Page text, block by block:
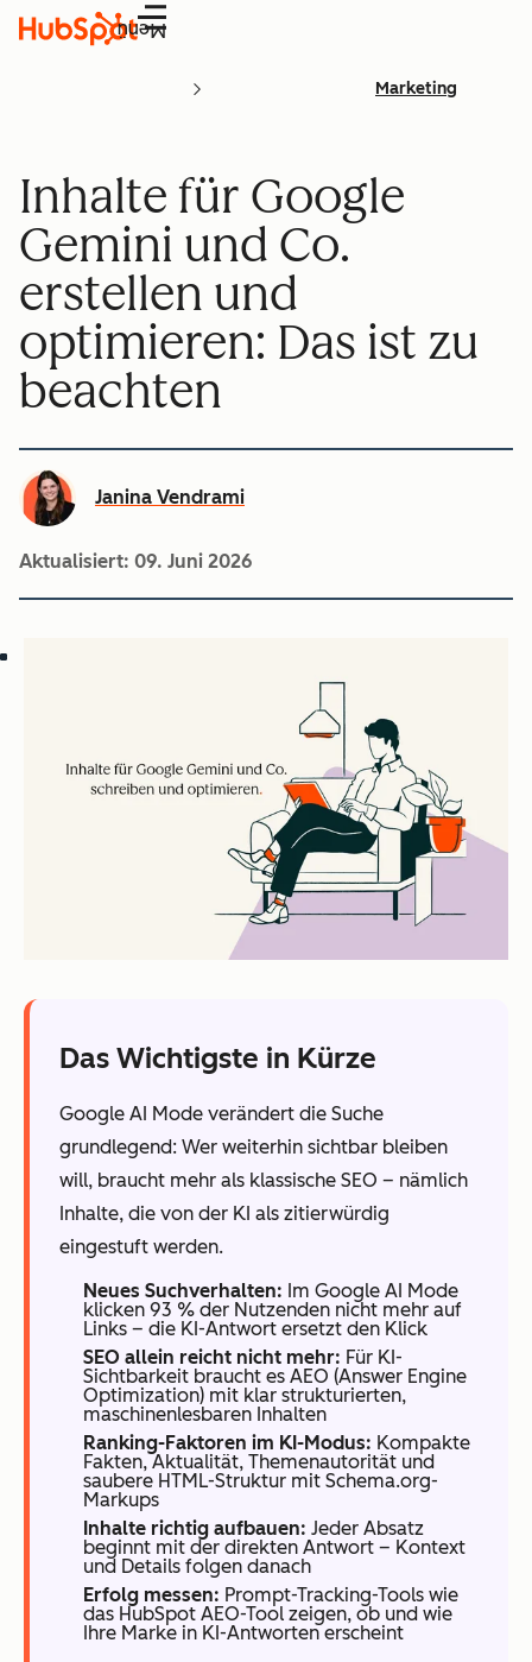
Menü
Marketing
Inhalte für Google
Gemini und Co.
erstellen und
optimieren: Das ist zu
beachten
Janina Vendrami
Aktualisiert: 09. Juni 2026
Das Wichtigste in Kürze
Google AI Mode verändert die Suche
grundlegend: Wer weiterhin sichtbar bleiben
will, braucht mehr als klassische SEO – nämlich
Inhalte, die von der KI als zitierwürdig
eingestuft werden.
Neues Suchverhalten: Im Google AI Mode
klicken 93 % der Nutzenden nicht mehr auf
Links – die KI-Antwort ersetzt den Klick
SEO allein reicht nicht mehr: Für KI-
Sichtbarkeit braucht es AEO (Answer Engine
Optimization) mit klar strukturierten,
maschinenlesbaren Inhalten
Ranking-Faktoren im KI-Modus: Kompakte
Fakten, Aktualität, Themenautorität und
saubere HTML-Struktur mit Schema.org-
Markups
Inhalte richtig aufbauen: Jeder Absatz
beginnt mit der direkten Antwort – Kontext
und Details folgen danach
Erfolg messen: Prompt-Tracking-Tools wie
das HubSpot AEO-Tool zeigen, ob und wie
Ihre Marke in KI-Antworten erscheint